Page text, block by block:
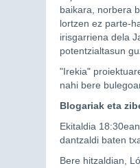
baikara, norbera
lortzen ez parte-
irisgarriena dela
potentzialtasun
"Irekia"
nahi bere
Blogariak eta
Ekitaldia
dantzaldi baten
Bere hitzaldian,